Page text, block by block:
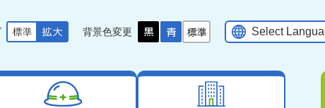
背景色変更